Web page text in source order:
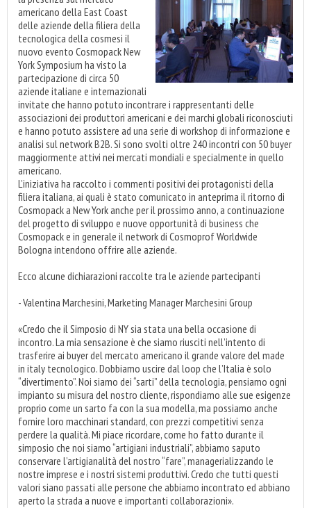
americano della East Coast
delle aziende della filiera della
tecnologica della cosmesi il
nuovo evento Cosmopack New
York Symposium ha visto la
partecipazione di circa 50
aziende italiane e internazionali
invitate che hanno potuto incontrare i rappresentanti delle
associazioni dei produttori americani e dei marchi globali riconosciuti
e hanno potuto assistere ad una serie di workshop di informazione e
analisi sul network B2B. Si sono svolti oltre 240 incontri con 50 buyer
maggiormente attivi nei mercati mondiali e specialmente in quello
americano.
L’iniziativa ha raccolto i commenti positivi dei protagonisti della
filiera italiana, ai quali è stato comunicato in anteprima il ritorno di
Cosmopack a New York anche per il prossimo anno, a continuazione
del progetto di sviluppo e nuove opportunità di business che
Cosmopack e in generale il network di Cosmoprof Worldwide
Bologna intendono offrire alle aziende.
Ecco alcune dichiarazioni raccolte tra le aziende partecipanti
- Valentina Marchesini, Marketing Manager Marchesini Group
«Credo che il Simposio di NY sia stata una bella occasione di
incontro. La mia sensazione è che siamo riusciti nell’intento di
trasferire ai buyer del mercato americano il grande valore del made
in italy tecnologico. Dobbiamo uscire dal loop che l’Italia è solo
“divertimento”. Noi siamo dei “sarti” della tecnologia, pensiamo ogni
impianto su misura del nostro cliente, rispondiamo alle sue esigenze
proprio come un sarto fa con la sua modella, ma possiamo anche
fornire loro macchinari standard, con prezzi competitivi senza
perdere la qualità. Mi piace ricordare, come ho fatto durante il
simposio che noi siamo “artigiani industriali”, abbiamo saputo
conservare l’artigianalità del nostro “fare”, managerializzando le
nostre imprese e i nostri sistemi produttivi. Credo che tutti questi
valori siano passati alle persone che abbiamo incontrato ed abbiano
aperto la strada a nuove e importanti collaborazioni».